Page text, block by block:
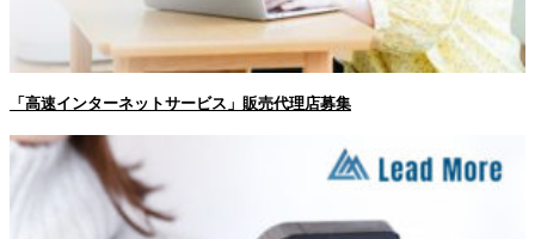
「高速インターネットサービス」販売代理店募集